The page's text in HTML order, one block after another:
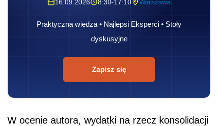
16.09.2026 8:30-17:10 Warszawa
Praktyczna wiedza • Najlepsi Eksperci • Stoły
dyskusyjne
Zapisz się
W ocenie autora, wydatki na rzecz konsolidacji